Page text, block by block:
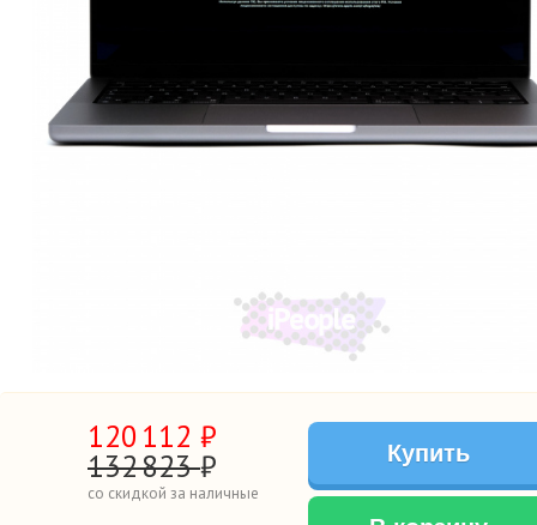
120 112 ₽
132823₽
со скидкой за наличные
Купить